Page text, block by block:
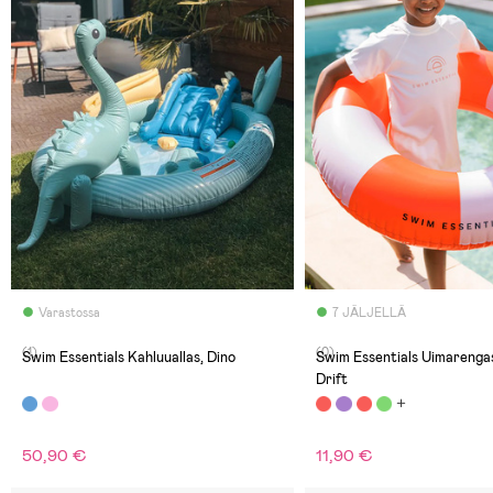
Varastossa
(1)
Swim Essentials Kahluuallas, Dino
50,90 €
7 JÄLJELLÄ
(0)
Swim Essentials
Drift
11,90 €